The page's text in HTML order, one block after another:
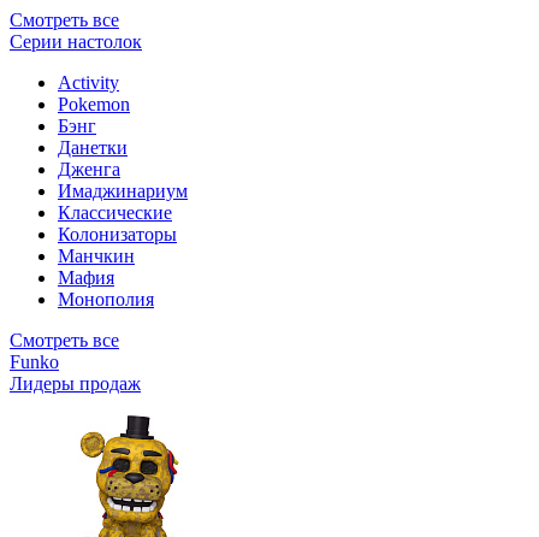
Смотреть все
Серии настолок
Activity
Pokemon
Бэнг
Данетки
Дженга
Имаджинариум
Классические
Колонизаторы
Манчкин
Мафия
Монополия
Смотреть все
Funko
Лидеры продаж